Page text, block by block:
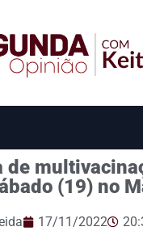
de
(19) no
17/11/2022